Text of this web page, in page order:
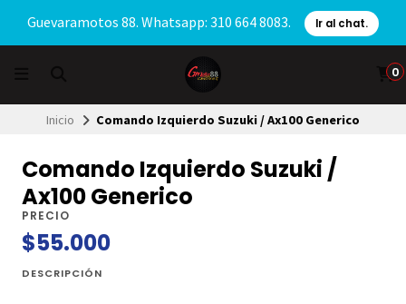
Guevaramotos 88. Whatsapp: 310 664 8083. Ir al chat.
0
Inicio Comando Izquierdo Suzuki / Ax100 Generico
Comando Izquierdo Suzuki /
Ax100 Generico
PRECIO
$55.000
DESCRIPCIÓN